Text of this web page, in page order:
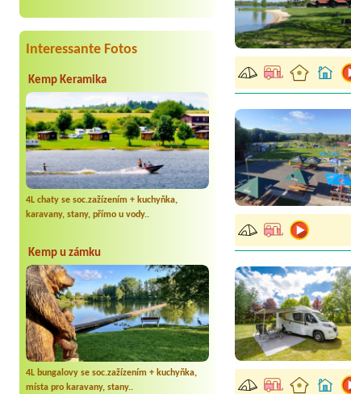
Interessante Fotos
Kemp Keramika
4L chaty se soc.zažízením + kuchyňka,
karavany, stany, přímo u vody..
Kemp u zámku
4L bungalovy se soc.zažízením + kuchyňka,
místa pro karavany, stany..